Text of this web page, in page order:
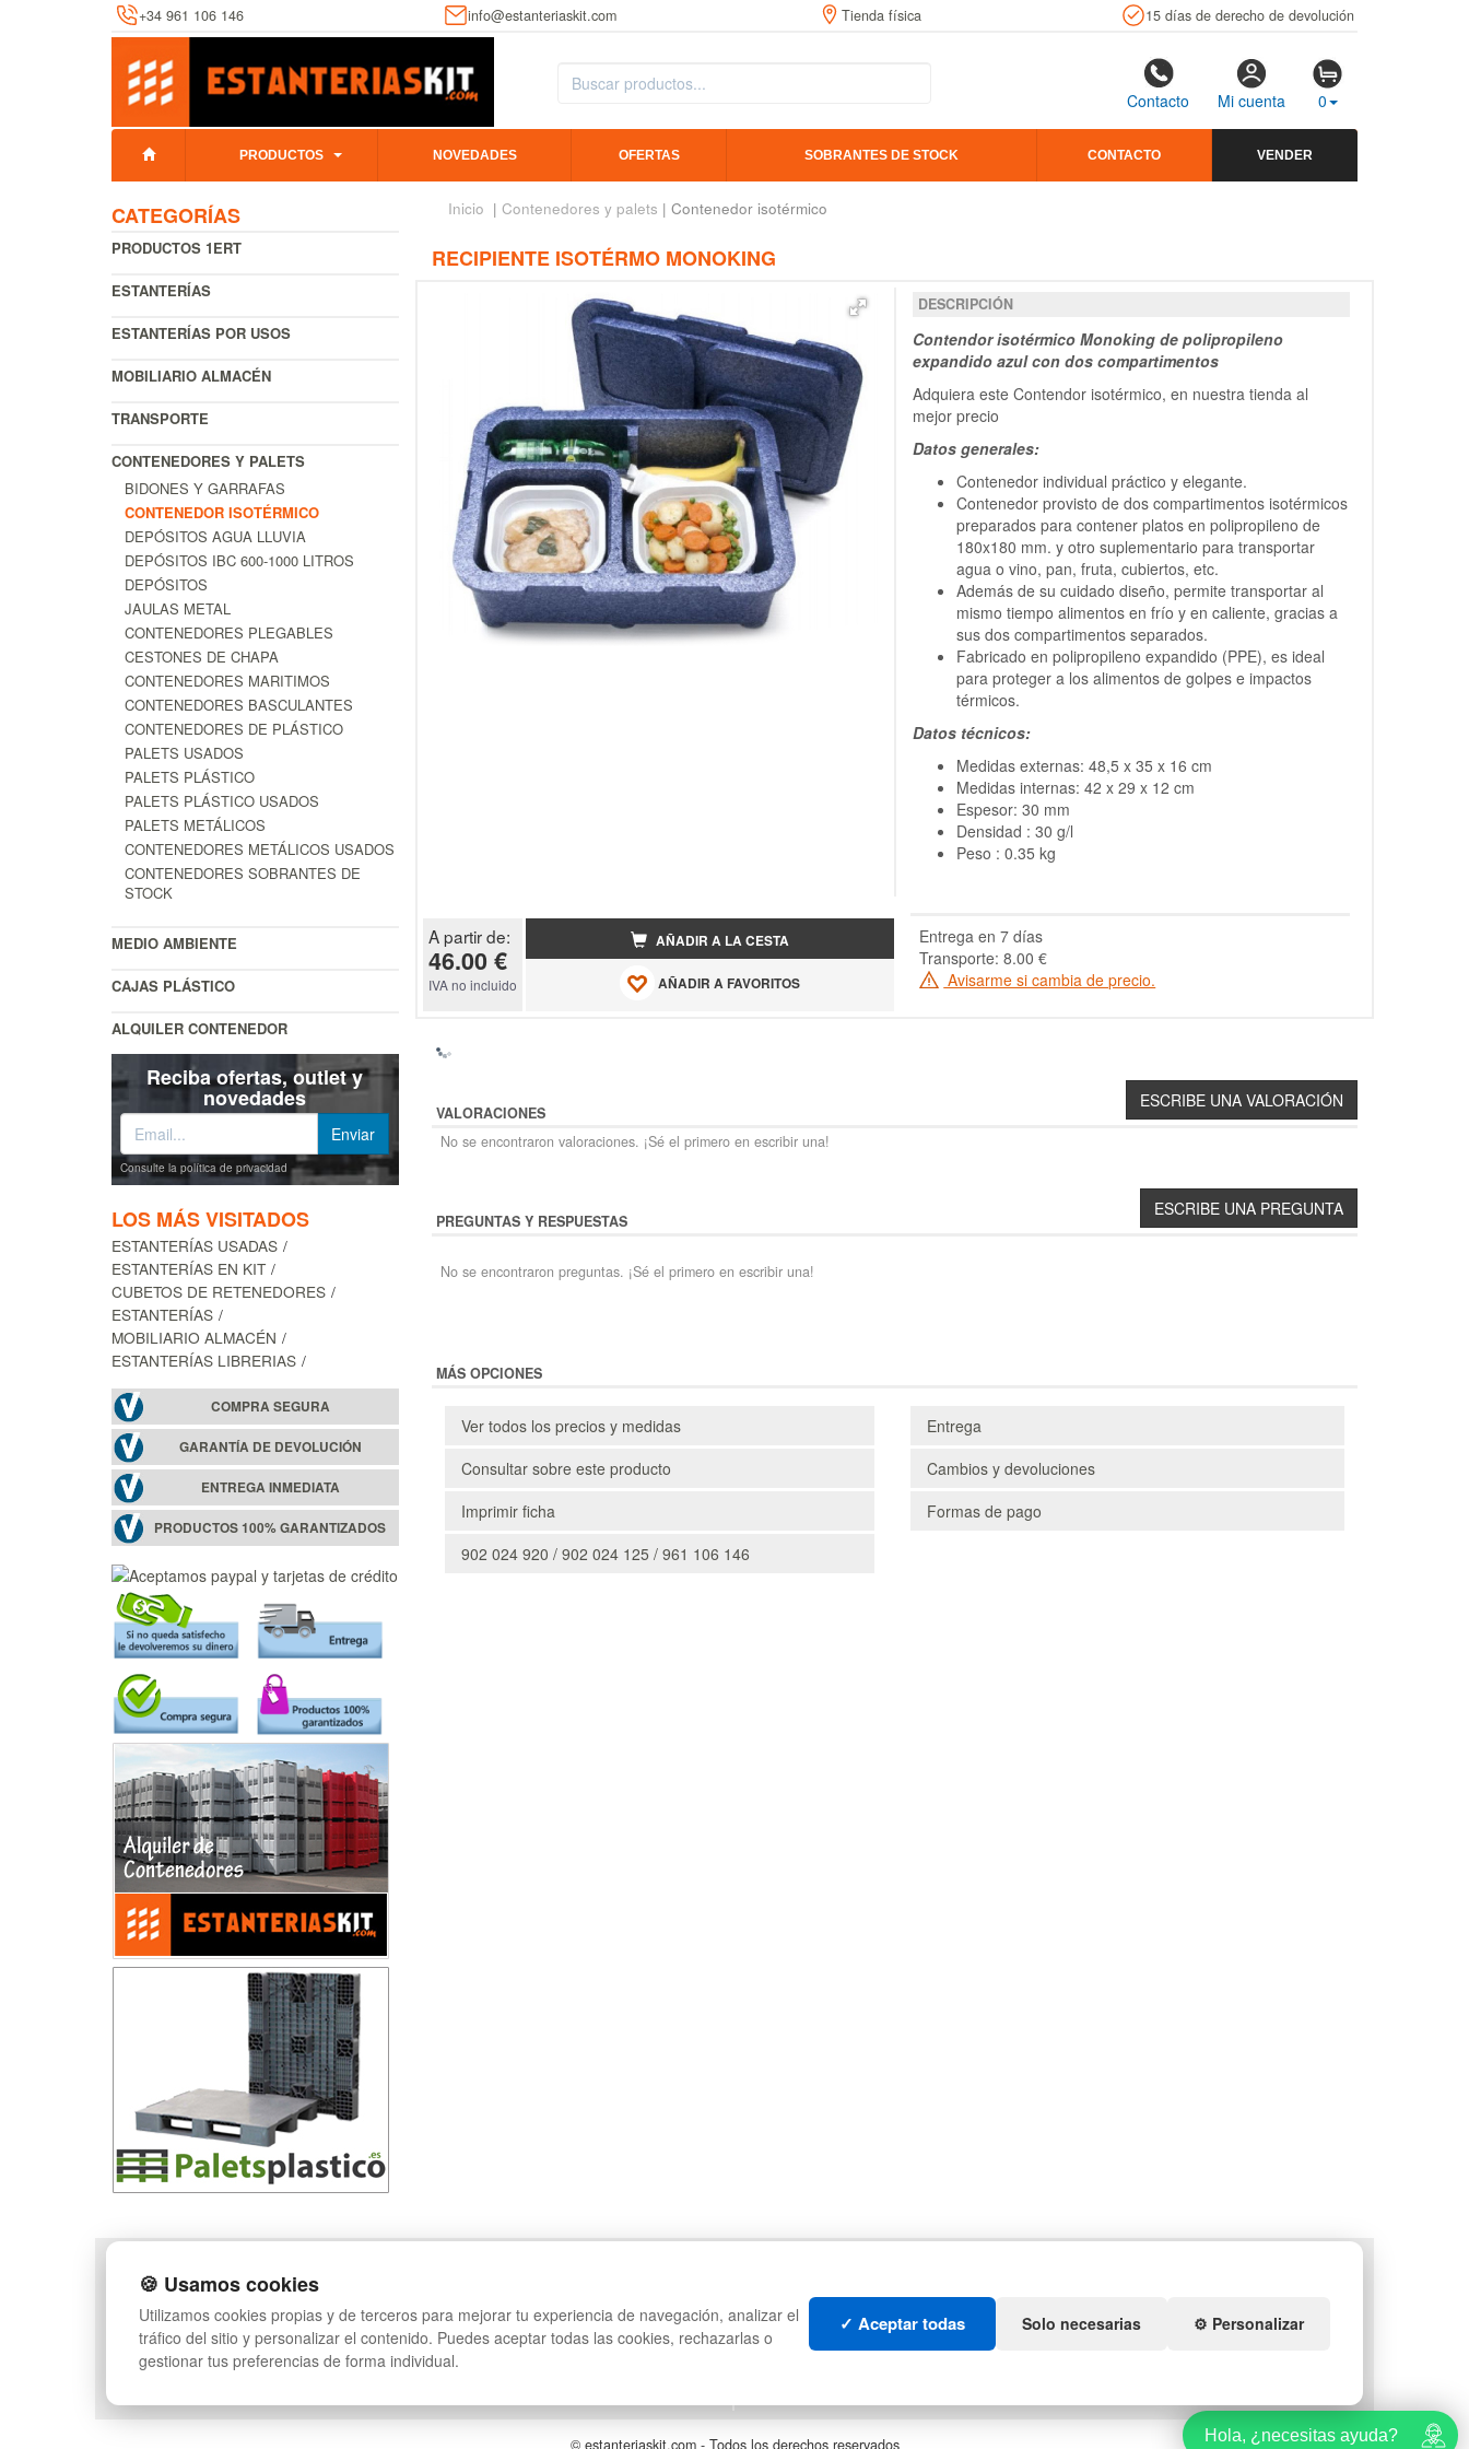
+34 961 106 146 info@estanteriaskit.com Tienda física 15 días de derecho de devolución
Contacto Mi cuenta 0
PRODUCTOS NOVEDADES OFERTAS SOBRANTES DE STOCK CONTACTO VENDER
CATEGORÍAS
PRODUCTOS 1ERT
ESTANTERÍAS
ESTANTERÍAS POR USOS
MOBILIARIO ALMACÉN
TRANSPORTE
CONTENEDORES Y PALETS
BIDONES Y GARRAFAS
CONTENEDOR ISOTÉRMICO
DEPÓSITOS AGUA LLUVIA
DEPÓSITOS IBC 600-1000 LITROS
DEPÓSITOS
JAULAS METAL
CONTENEDORES PLEGABLES
CESTONES DE CHAPA
CONTENEDORES MARITIMOS
CONTENEDORES BASCULANTES
CONTENEDORES DE PLÁSTICO
PALETS USADOS
PALETS PLÁSTICO
PALETS PLÁSTICO USADOS
PALETS METÁLICOS
CONTENEDORES METÁLICOS USADOS
CONTENEDORES SOBRANTES DE
STOCK
MEDIO AMBIENTE
CAJAS PLÁSTICO
ALQUILER CONTENEDOR
Reciba ofertas, outlet y
novedades
Consulte la política de privacidad
LOS MÁS VISITADOS
ESTANTERÍAS USADAS
ESTANTERÍAS EN KIT
CUBETOS DE RETENEDORES
ESTANTERÍAS
MOBILIARIO ALMACÉN
ESTANTERÍAS LIBRERIAS
COMPRA SEGURA
GARANTÍA DE DEVOLUCIÓN
ENTREGA INMEDIATA
PRODUCTOS 100% GARANTIZADOS
Inicio | Contenedores y palets | Contenedor isotérmico
RECIPIENTE ISOTÉRMO MONOKING
DESCRIPCIÓN
Contendor isotérmico Monoking de polipropileno
expandido azul con dos compartimentos
Adquiera este Contendor isotérmico, en nuestra tienda al
mejor precio
Datos generales:
Contenedor individual práctico y elegante.
Contenedor provisto de dos compartimentos isotérmicos
preparados para contener platos en polipropileno de
180x180 mm. y otro suplementario para transportar
agua o vino, pan, fruta, cubiertos, etc.
Además de su cuidado diseño, permite transportar al
mismo tiempo alimentos en frío y en caliente, gracias a
sus dos compartimentos separados.
Fabricado en polipropileno expandido (PPE), es ideal
para proteger a los alimentos de golpes e impactos
térmicos.
Datos técnicos:
Medidas externas: 48,5 x 35 x 16 cm
Medidas internas: 42 x 29 x 12 cm
Espesor: 30 mm
Densidad : 30 g/l
Peso : 0.35 kg
A partir de:
46.00 €
IVA no incluido
AÑADIR A LA CESTA
AÑADIR A FAVORITOS
Entrega en 7 días
Transporte: 8.00 €
Avisarme si cambia de precio.
VALORACIONES
No se encontraron valoraciones. ¡Sé el primero en escribir una!
PREGUNTAS Y RESPUESTAS
No se encontraron preguntas. ¡Sé el primero en escribir una!
MÁS OPCIONES
Ver todos los precios y medidas
Consultar sobre este producto
Imprimir ficha
902 024 920 / 902 024 125 / 961 106 146
Entrega
Cambios y devoluciones
Formas de pago
POLÍTICA DE PRIVACIDAD
CONDICIONES DE USO
CAMBIOS Y
DEVOLUCIONES
CONTACTO
INGRESA A TU CUENTA
PALETS DE PLÁSTICO
MANUTENCIÓN
GESTIÓN DE RESIDUOS
CONTENEDORES DE
PLÁSTICO
LIQUIDACIÓN Y
MUEBLES CON PALETS
© estanteriaskit.com - Todos los derechos reservados
Hola, ¿necesitas ayuda?
🍪 Usamos cookies
Utilizamos cookies propias y de terceros para mejorar tu experiencia de navegación, analizar el
tráfico del sitio y personalizar el contenido. Puedes aceptar todas las cookies, rechazarlas o
gestionar tus preferencias de forma individual.
✓ Aceptar todas Solo necesarias ⚙️ Personalizar